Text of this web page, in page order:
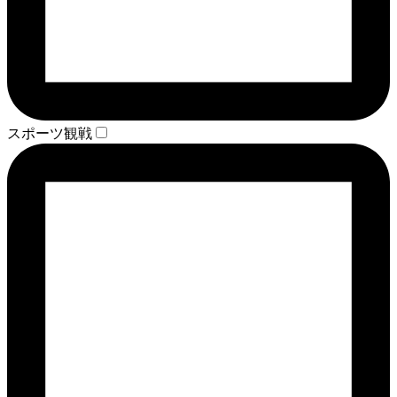
スポーツ観戦